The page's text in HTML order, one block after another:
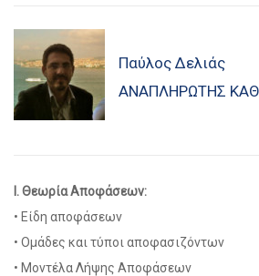
Παύλος Δελιάς
ΑΝΑΠΛΗΡΩΤΉΣ
Ι. Θεωρία Αποφάσεων:
• Είδη αποφάσεων
• Ομάδες και τύποι αποφασιζόντων
• Μοντέλα Λήψης Αποφάσεων